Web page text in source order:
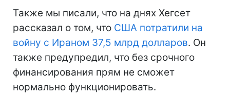
Также мы писали, что на днях Хегсет
рассказал о том, что США потратили на
войну с Ираном 37,5 млрд долларов. Он
также предупредил, что без срочного
финансирования прям не сможет
нормально функционировать.